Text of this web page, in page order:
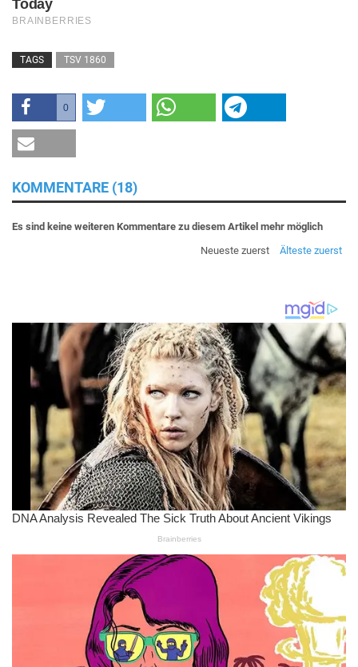
TAGS TSV 1860
0
KOMMENTARE (18)
Es sind keine weiteren Kommentare zu diesem Artikel mehr möglich
Neueste zuerst
Älteste zuerst